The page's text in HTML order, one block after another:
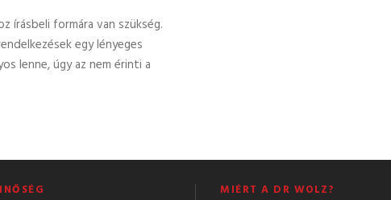
írásbeli formára van szükség.
egy lényeges
lenne, úgy az nem érinti a
MIÉRT A DR WOLZ?